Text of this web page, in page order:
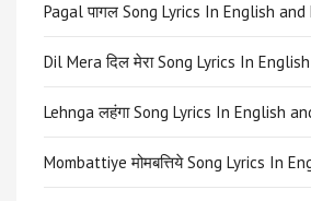
Pagal पागल Song Lyrics In English and
Dil Mera दिल मेरा Song Lyrics In
Lehnga लहंगा Song Lyrics In English
Mombattiye मोमबत्तिये Song Lyrics In